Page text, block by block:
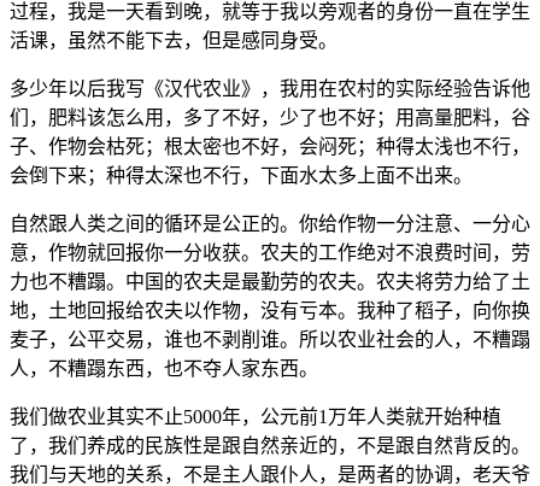
过程，我是一天看到晚，就等于我以旁观者的身份一直在学生
活课，虽然不能下去，但是感同身受。
多少年以后我写《汉代农业》，我用在农村的实际经验告诉他
们，肥料该怎么用，多了不好，少了也不好；用高量肥料，谷
子、作物会枯死；根太密也不好，会闷死；种得太浅也不行，
会倒下来；种得太深也不行，下面水太多上面不出来。
自然跟人类之间的循环是公正的。你给作物一分注意、一分心
意，作物就回报你一分收获。农夫的工作绝对不浪费时间，劳
力也不糟蹋。中国的农夫是最勤劳的农夫。农夫将劳力给了土
地，土地回报给农夫以作物，没有亏本。我种了稻子，向你换
麦子，公平交易，谁也不剥削谁。所以农业社会的人，不糟蹋
人，不糟蹋东西，也不夺人家东西。
我们做农业其实不止5000年，公元前1万年人类就开始种植
了，我们养成的民族性是跟自然亲近的，不是跟自然背反的。
我们与天地的关系，不是主人跟仆人，是两者的协调，老天爷